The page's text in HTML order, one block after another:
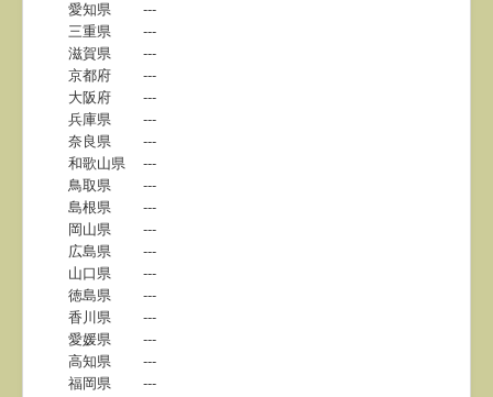
愛知県
---
三重県
---
滋賀県
---
京都府
---
大阪府
---
兵庫県
---
奈良県
---
和歌山県
---
鳥取県
---
島根県
---
岡山県
---
広島県
---
山口県
---
徳島県
---
香川県
---
愛媛県
---
高知県
---
福岡県
---